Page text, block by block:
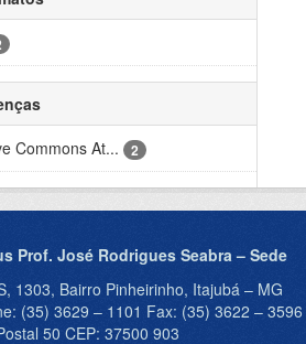
Commons At...
2
Prof. José Rodrigues Seabra – Sede
1303, Bairro Pinheirinho, Itajubá – MG
(35) 3629 – 1101 Fax: (35) 3622 – 3596
50 CEP: 37500 903